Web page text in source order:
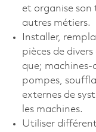
et organise son
autres métiers.
Installer,
pièces de
que;
pompes,
externes de
les machines.
Utiliser